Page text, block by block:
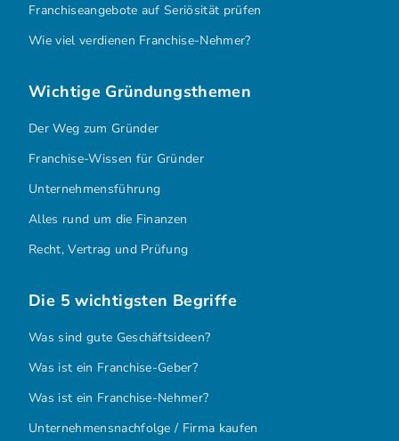
Franchiseangebote auf Seriösität prüfen
Wie viel verdienen Franchise-Nehmer?
Wichtige Gründungsthemen
Der Weg zum Gründer
Franchise-Wissen für Gründer
Unternehmensführung
Alles rund um die Finanzen
Recht, Vertrag und Prüfung
Die 5 wichtigsten Begriffe
Was sind gute Geschäftsideen?
Was ist ein Franchise-Geber?
Was ist ein Franchise-Nehmer?
Unternehmensnachfolge / Firma kaufen